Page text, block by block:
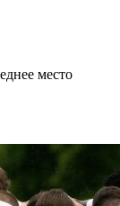
место